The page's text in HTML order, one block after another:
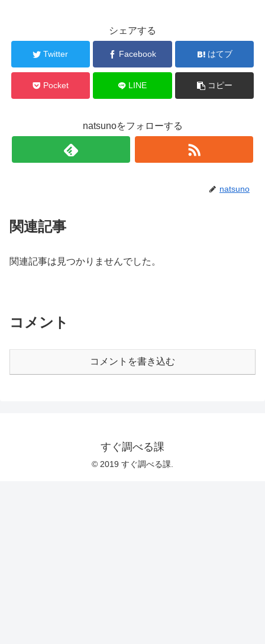
シェアする
Twitter Facebook はてブ
Pocket LINE コピー
natsunoをフォローする
natsuno
関連記事
関連記事は見つかりませんでした。
コメント
コメントを書き込む
すぐ調べる課
© 2019 すぐ調べる課.